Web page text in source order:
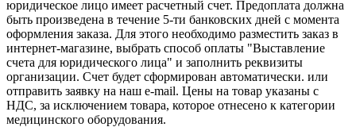
юридическое лицо имеет расчетный счет. Предоплата должна
быть произведена в течение 5-ти банковских дней с момента
оформления заказа. Для этого необходимо разместить заказ в
интернет-магазине, выбрать способ оплаты "Выставление
счета для юридического лица" и заполнить реквизиты
организации. Счет будет сформирован автоматически. или
отправить заявку на наш e-mail. Цены на товар указаны с
НДС, за исключением товара, которое отнесено к категории
медицинского оборудования.